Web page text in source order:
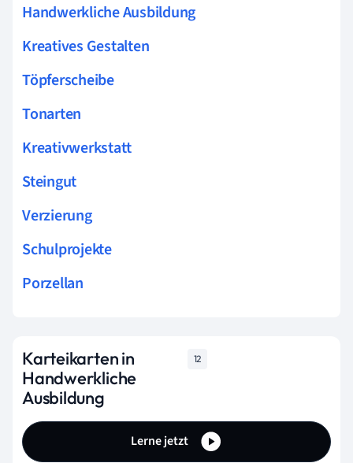
Handwerkliche Ausbildung
Kreatives Gestalten
Töpferscheibe
Tonarten
Kreativwerkstatt
Steingut
Verzierung
Schulprojekte
Porzellan
Karteikarten in
Handwerkliche
Ausbildung
12
Lerne jetzt